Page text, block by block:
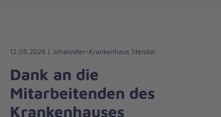
Liebe
Leben
12.05.2026 | Johanniter-Krankenhaus Stendal
Dank an die
Mitarbeitenden des
Krankenhauses